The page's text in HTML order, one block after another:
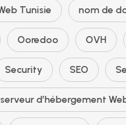
Tunisie nom de
Ooredoo OVH
Security SEO
serveur d’hébergement